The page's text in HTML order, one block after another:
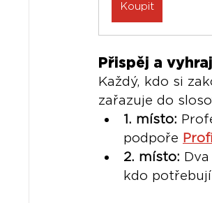
Koupit
Přispěj a
Každý, kdo si
zařazuje do
1. místo:
podpoře
2. místo:
kdo